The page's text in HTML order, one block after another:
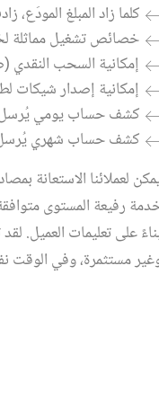
كلما زاد المبلغ المودَع،
خصائص تشغيل
إمكانية السحب النقدي
إمكانية إصدار شيكات
كشف حساب يومي يُرسل
كشف حساب شهري يُرسل
لعملائنا الاستعانة
رفيعة المستوى
على تعليمات العميل.
مستثمرة، وفي الوقت